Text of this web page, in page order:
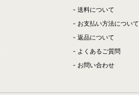
送料について
お支払い方法について
返品について
よくあるご質問
お問い合わせ